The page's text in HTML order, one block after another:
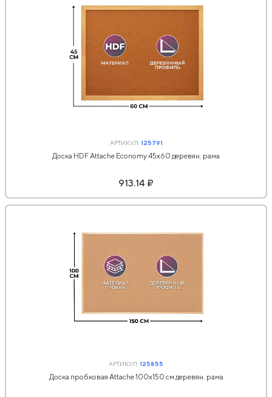
АРТИКУЛ:125791
Доска HDF Attache Economy 45х60 деревян. рама
913.14 ₽
АРТИКУЛ:125855
Доска пробковая Attache 100х150 см деревян. рама